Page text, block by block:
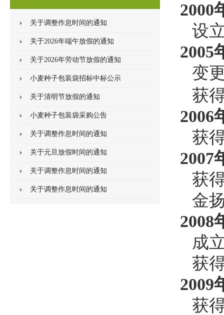
关于调整作息时间的通知
关于2026年端午放假的通知
关于2026年劳动节放假的通知
小麦种子包装袋招标中标公示
关于清明节放假的通知
小麦种子包装袋采购公告
关于调整作息时间的通知
关于元旦放假时间的通知
关于调整作息时间的通知
关于调整作息时间的通知
2000
设
2005
变
获
2006
获
2007
获
金
2008
成
获
2009
获